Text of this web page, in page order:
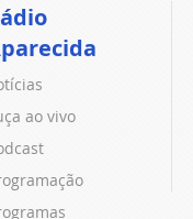
ao vivo